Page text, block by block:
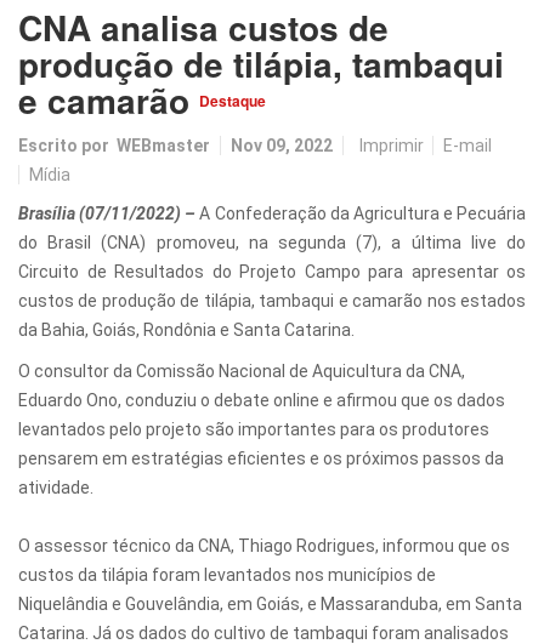
CNA analisa custos de
produção de tilápia, tambaqui
e camarão Destaque
Escrito por WEBmaster Nov 09, 2022 Imprimir
E-mail
Mídia
Brasília (07/11/2022) – A Confederação da Agricultura e Pecuária
do Brasil (CNA) promoveu, na segunda (7), a última live do
Circuito de Resultados do Projeto Campo para apresentar os
custos de produção de tilápia, tambaqui e camarão nos estados
da Bahia, Goiás, Rondônia e Santa Catarina.
O consultor da Comissão Nacional de Aquicultura da CNA,
Eduardo Ono, conduziu o debate online e afirmou que os dados
levantados pelo projeto são importantes para os produtores
pensarem em estratégias eficientes e os próximos passos da
atividade.
O assessor técnico da CNA, Thiago Rodrigues, informou que os
custos da tilápia foram levantados nos municípios de
Niquelândia e Gouvelândia, em Goiás, e Massaranduba, em Santa
Catarina. Já os dados do cultivo de tambaqui foram analisados